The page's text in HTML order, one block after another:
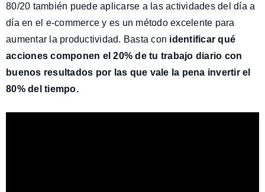
80/20 también puede aplicarse a las actividades del día a
día en el e-commerce y es un método excelente para
aumentar la productividad. Basta con identificar qué
acciones componen el 20% de tu trabajo diario con
buenos resultados por las que vale la pena invertir el
80% del tiempo.